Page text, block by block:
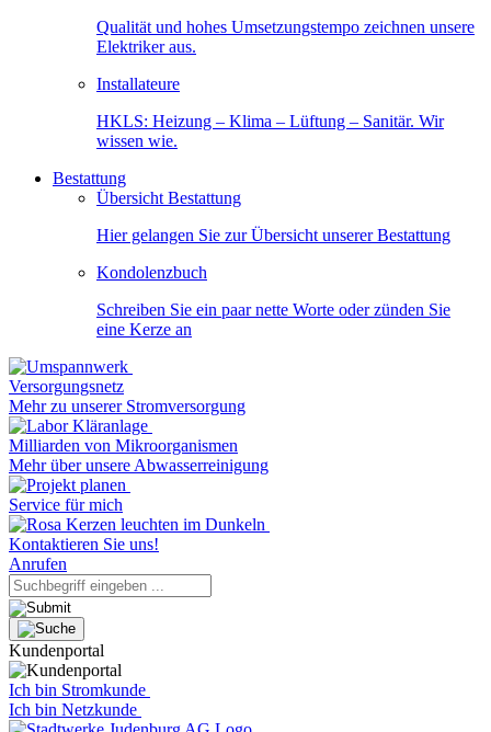
Qualität und hohes Umsetzungstempo zeichnen unsere
Elektriker aus.
Installateure
HKLS: Heizung – Klima – Lüftung – Sanitär. Wir
wissen wie.
Bestattung
Übersicht Bestattung
Hier gelangen Sie zur Übersicht unserer Bestattung
Kondolenzbuch
Schreiben Sie ein paar nette Worte oder zünden Sie
eine Kerze an
Versorgungsnetz
Mehr zu unserer Stromversorgung
Milliarden von Mikroorganismen
Mehr über unsere Abwasserreinigung
Service für mich
Kontaktieren Sie uns!
Anrufen
Kundenportal
Ich bin Stromkunde
Ich bin Netzkunde